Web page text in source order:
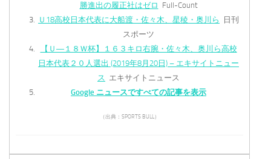
勝進出の履正社はゼロ Full-Count
Ｕ18高校日本代表に大船渡・佐々木、星稜・奥川ら
日刊
スポーツ
【Ｕ―１８Ｗ杯】１６３キロ右腕・佐々木、奥川ら高校
日本代表２０人選出 (2019年8月20日) – エキサイトニュー
ス エキサイトニュース
Google ニュースですべての記事を表示
（出典：SPORTS BULL）